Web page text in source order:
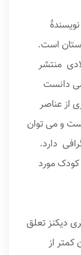
است.
نخستین بار در سال ۱۸۵۰ میلادی منتشر
می دانست
از عناصر
و می توان
دارد.
مورد
دیکنز تعلق
کمتر از